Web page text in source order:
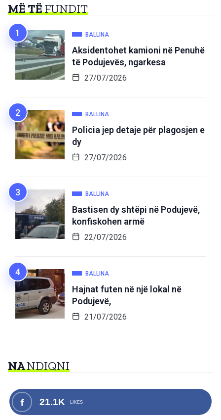
MË TËFUNDIT
BALLINA
Aksidentohet kamioni në Penuhë
të Podujevës, ngarkesa
27/07/2026
BALLINA
Policia jep detaje për plagosjen e
dy
27/07/2026
BALLINA
Bastisen dy shtëpi në Podujevë,
konfiskohen armë
22/07/2026
BALLINA
Hajnat futen në një lokal në
Podujevë,
21/07/2026
NANDIQNI
21.1K LIKES